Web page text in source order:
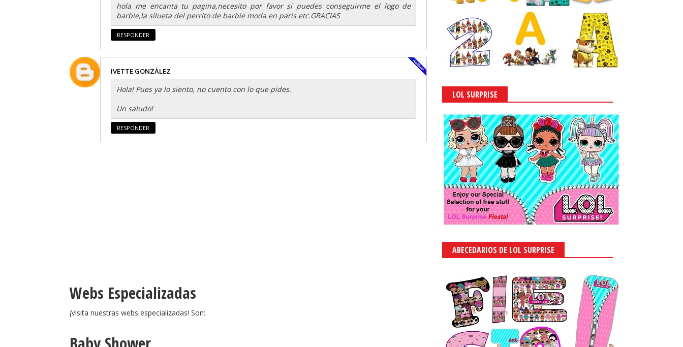
hola me encanta tu pagina,necesito por favor si puedes conseguirme el logo de
barbie,la silueta del perrito de barbie moda en paris etc.GRACIAS
RESPONDER
IVETTE GONZÁLEZ
Hola! Pues ya lo siento, no cuento con lo que pides.
Un saludo!
RESPONDER
Webs Especializadas
¡Visita nuestras webs especializadas! Son:
Baby Shower
LOL SURPRISE
ABECEDARIOS DE LOL SURPRISE